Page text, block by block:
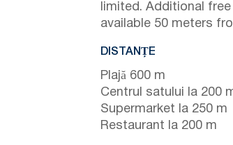
limited. Additional
available 50 meters
DISTANȚE
Plajă 600 m
Centrul satului la 200
Supermarket la 250 m
Restaurant la 200 m